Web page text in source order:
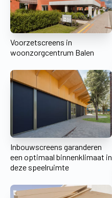
Voorzetscreens in
woonzorgcentrum Balen
Inbouwscreens garanderen
een optimaal binnenklimaat in
deze speelruimte